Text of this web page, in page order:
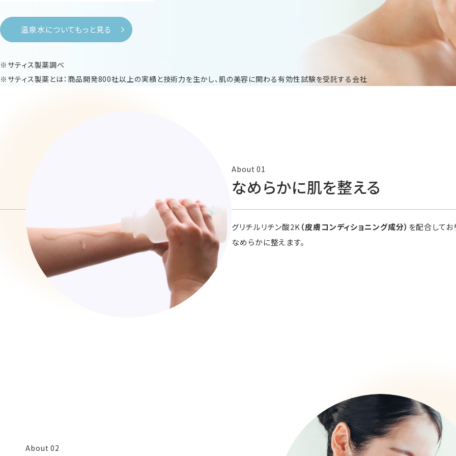
温泉水についてもっと見る
※サティス製薬調べ
※サティス製薬とは：商品開発800社以上の実績と技術力を生かし、肌の美容に関わる有効性試験を受託する会社
なめらかに肌を整える
グリチルリチン酸2K （皮膚コンディショニング成分） を配合してお
なめらかに整えます。